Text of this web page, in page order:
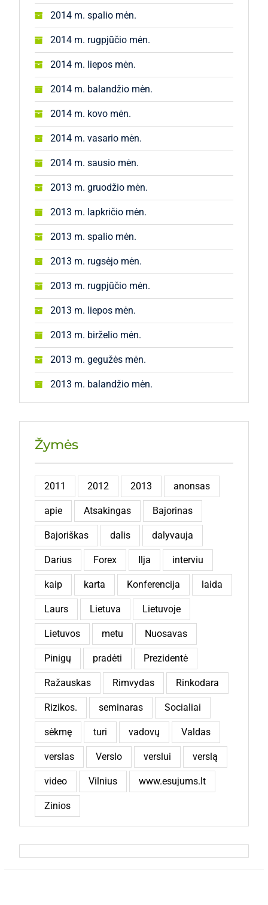
2014 m. spalio mėn.
2014 m. rugpjūčio mėn.
2014 m. liepos mėn.
2014 m. balandžio mėn.
2014 m. kovo mėn.
2014 m. vasario mėn.
2014 m. sausio mėn.
2013 m. gruodžio mėn.
2013 m. lapkričio mėn.
2013 m. spalio mėn.
2013 m. rugsėjo mėn.
2013 m. rugpjūčio mėn.
2013 m. liepos mėn.
2013 m. birželio mėn.
2013 m. gegužės mėn.
2013 m. balandžio mėn.
Žymės
2011 2012 2013 anonsas
apie Atsakingas Bajorinas
Bajoriškas dalis dalyvauja
Darius Forex Ilja interviu
kaip karta Konferencija laida
Laurs Lietuva Lietuvoje
Lietuvos metu Nuosavas
Pinigų pradėti Prezidentė
Ražauskas Rimvydas Rinkodara
Rizikos. seminaras Socialiai
sėkmę turi vadovų Valdas
verslas Verslo verslui verslą
video Vilnius www.esujums.lt
Zinios